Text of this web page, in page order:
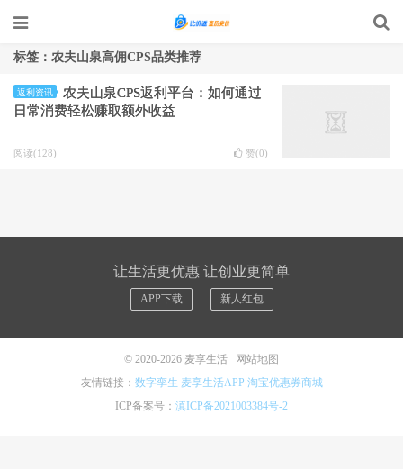
标签：农夫山泉高佣CPS品类推荐
返利资讯
农夫山泉CPS返利平台：如何通过
日常消费轻松赚取额外收益
阅读(128) 赞(0)
让生活更优惠 让创业更简单
APP下载 新人红包
© 2020-2026 麦享生活
网站地图
友情链接： 数字孪生 麦享生活APP 淘宝优惠券商城
ICP备案号： 滇ICP备2021003384号-2